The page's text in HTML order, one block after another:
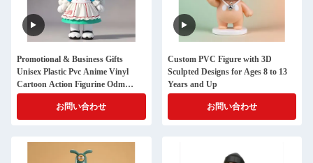
Promotional & Business Gifts
Unisex Plastic Pvc Anime Vinyl
Cartoon Action Figurine Odm
Model Manufacturer
お問い合わせ
Custom PVC Figure with 3D
Sculpted Designs for Ages 8 to 13
Years and Up
お問い合わせ